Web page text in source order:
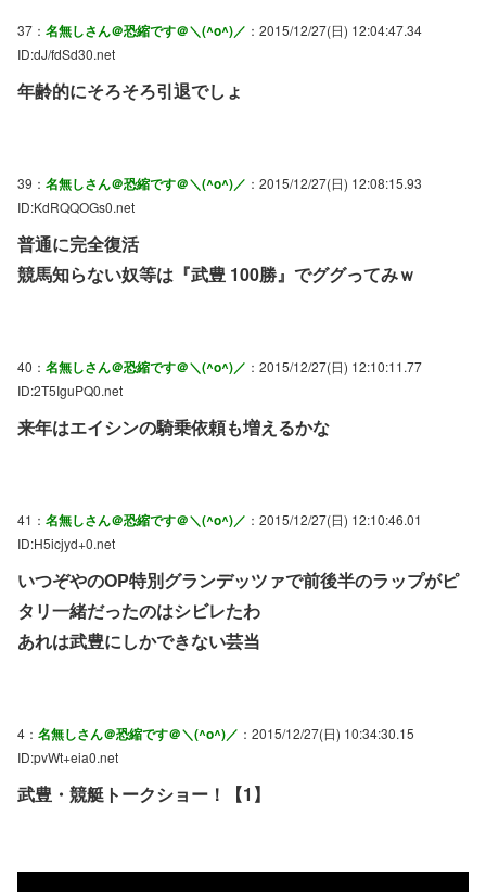
37： 名無しさん＠恐縮です＠＼(^o^)／ ：2015/12/27(日) 12:04:47.34
ID:dJ/fdSd30.net
年齢的にそろそろ引退でしょ
39： 名無しさん＠恐縮です＠＼(^o^)／ ：2015/12/27(日) 12:08:15.93
ID:KdRQQOGs0.net
普通に完全復活
競馬知らない奴等は『武豊 100勝』でググってみｗ
40： 名無しさん＠恐縮です＠＼(^o^)／ ：2015/12/27(日) 12:10:11.77
ID:2T5IguPQ0.net
来年はエイシンの騎乗依頼も増えるかな
41： 名無しさん＠恐縮です＠＼(^o^)／ ：2015/12/27(日) 12:10:46.01
ID:H5icjyd+0.net
いつぞやのOP特別グランデッツァで前後半のラップがピ
タリ一緒だったのはシビレたわ
あれは武豊にしかできない芸当
4： 名無しさん＠恐縮です＠＼(^o^)／ ：2015/12/27(日) 10:34:30.15
ID:pvWt+eia0.net
武豊・競艇トークショー！【1】